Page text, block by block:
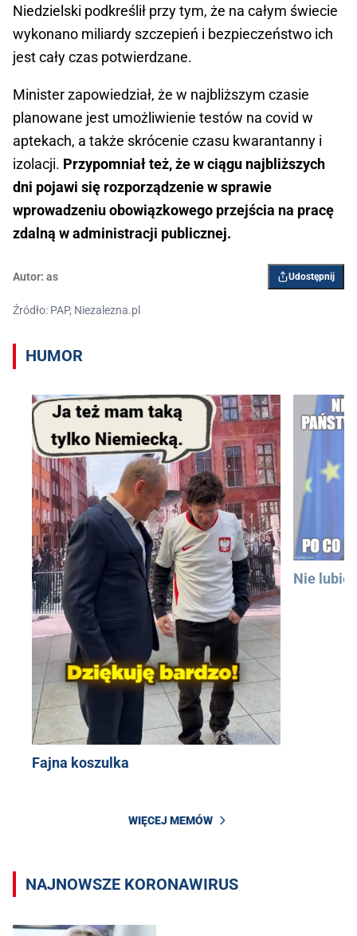
Niedzielski podkreślił przy tym, że na całym świecie
wykonano miliardy szczepień i bezpieczeństwo ich
jest cały czas potwierdzane.
Minister zapowiedział, że w najbliższym czasie
planowane jest umożliwienie testów na covid w
aptekach, a także skrócenie czasu kwarantanny i
izolacji. Przypomniał też, że w ciągu najbliższych
dni pojawi się rozporządzenie w sprawie
wprowadzeniu obowiązkowego przejścia na pracę
zdalną w administracji publicznej.
Autor: as Udostępnij
Źródło: PAP, Niezalezna.pl
HUMOR
Fajna koszulka
Nie lubię
WIĘCEJ MEMÓW
NAJNOWSZE KORONAWIRUS